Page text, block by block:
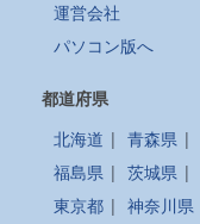
運営会社
パソコン版へ
都道府県
北海道 | 青森県 |
福島県 | 茨城県 |
東京都 | 神奈川県